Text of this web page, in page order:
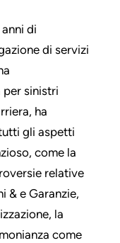
di
di servizi
per sinistri
ha
gli aspetti
come la
relative
& e Garanzie,
la
come